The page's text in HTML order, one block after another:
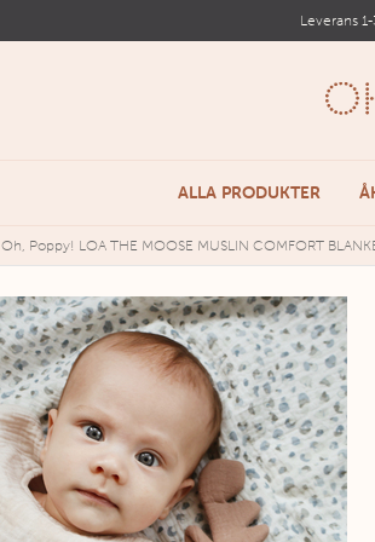
Leverans
ALLA PRODUKTER
Oh, Poppy! LOA THE MOOSE MUSLIN COMFORT